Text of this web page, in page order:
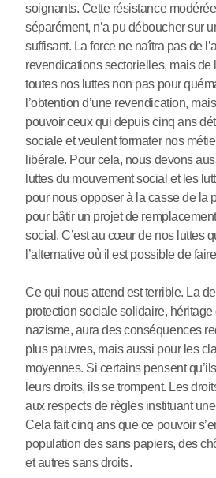
soignants. Cette résistance
séparément, n’a pu déboucher sur
suffisant. La force ne naîtra pas de
revendications sectorielles, mais de
toutes nos luttes non pas pour
l’obtention d’une revendication,
pouvoir ceux qui depuis cinq ans
sociale et veulent formater nos
libérale. Pour cela, nous devons
luttes du mouvement social et les
pour nous opposer à la casse de la
pour bâtir un projet de
social. C’est au cœur de nos luttes
l’alternative où il est possible de
Ce qui nous attend est terrible. La
protection sociale solidaire,
nazisme, aura des conséquences
plus pauvres, mais aussi pour les
moyennes. Si certains pensent
leurs droits, ils se trompent. Les
aux respects de règles instituant
Cela fait cinq ans que ce pouvoir
population des sans papiers, des
et autres sans droits.